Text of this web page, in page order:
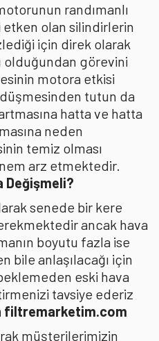
randımanlı
etken olan silindirlerin
için direk olarak
olduğundan görevini
motora etkisi
tutun da
hatta ve hatta
neden
temiz olması
arz etmektedir.
Değişmeli?
senede bir kere
ancak hava
boyutu fazla ise
bile anlaşılacağı için
eski hava
tavsiye ederiz
filtremarketim.com
müşterilerimizin